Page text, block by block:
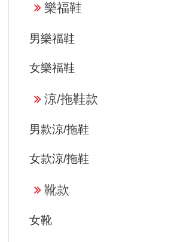
樂福鞋
男樂福鞋
女樂福鞋
涼/拖鞋款
男款涼/拖鞋
女款涼/拖鞋
靴款
女靴